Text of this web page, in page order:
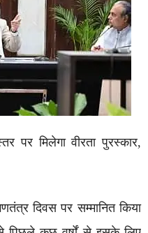
पर मिलेगा वीरता पुरस्कार,
दिवस पर सम्मानित किया